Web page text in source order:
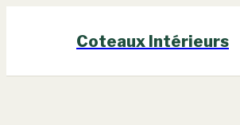
Coteaux Intérieurs